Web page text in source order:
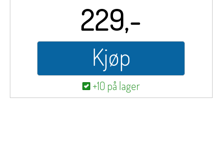
229,-
Kjøp
+10 på lager